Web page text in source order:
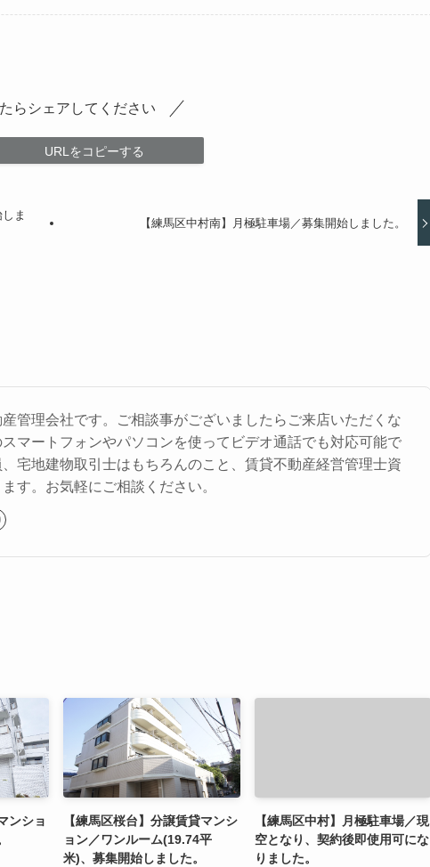
らシェアしてください
URLをコピーする
ま
【練馬区中村南】月極駐車場／募集開始しました。
管理会社です。ご相談事がございましたらご来店いただくな
スマートフォンやパソコンを使ってビデオ通話でも対応可能で
宅地建物取引士はもちろんのこと、賃貸不動産経営管理士資
す。お気軽にご相談ください。
ンショ
【練馬区桜台】分譲賃貸マンシ
ョン／ワンルーム(19.74平
米)、募集開始しました。
【練馬区中村】月極駐車場／現
空となり、契約後即使用可にな
りました。